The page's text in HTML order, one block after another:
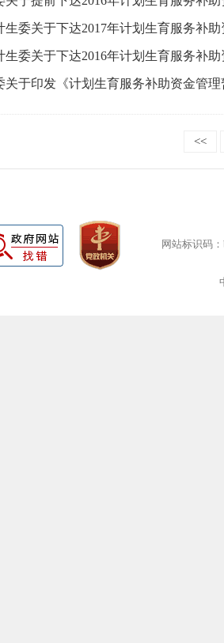
生委关于下达2017年计划生育服务补
生委关于下达2016年计划生育服务补
关于印发《计划生育服务补助资金管
<<
网站标识码